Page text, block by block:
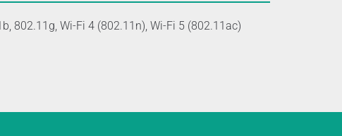
802.11g, Wi-Fi 4 (802.11n), Wi-Fi 5 (802.11ac)